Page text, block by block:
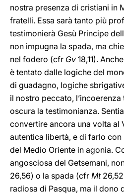
nostra presenza di cristiani in
fratelli. Essa sarà tanto più
testimonierà Gesù Principe
non impugna la spada, ma
nel fodero (cfr Gv 18,11).
è tentato dalle logiche del
di guadagno, logiche
il nostro peccato,
oscura la testimonianza.
convertire ancora una volta al
autentica libertà, e di farlo
del Medio Oriente in agonia.
angosciosa del Getsemani,
26,56) o la spada (cfr Mt
radiosa di Pasqua, ma il dono